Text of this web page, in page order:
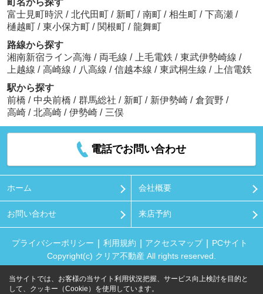
町名から探す
富士見町時沢 / 北代田町 / 新町 / 南町 / 相生町 / 下高瀬 /
樋越町 / 東小保方町 / 関根町 / 龍舞町
路線から探す
湘南新宿ライン高海 / 両毛線 / 上毛電鉄 / 東武伊勢崎線 /
上越線 / 高崎線 / 八高線 / 信越本線 / 東武桐生線 /
上信電鉄
駅から探す
前橋 / 中央前橋 / 群馬総社 / 新町 / 新伊勢崎 / 倉賀野 /
高崎 / 北高崎 / 伊勢崎 / 三俣
電話でお問い合わせ
ホーム 会社概要
お問い合わせ 来店予約
プライバシーポリシー 利用規約 アクセスマップ
PCサイト
Copyright(c) クリア不動産 All rights reserved.
当サイトでは、お客様の当サイト利用状況把握、サービス向上検討を目的と
して、クッキー（Cookie）を使用しています。